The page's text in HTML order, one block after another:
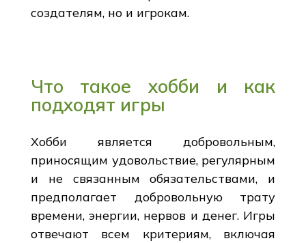
создателям, но и игрокам.
Что такое хобби и как
подходят игры
Хобби является добровольным,
приносящим удовольствие, регулярным
и не связанным обязательствами, и
предполагает добровольную трату
времени, энергии, нервов и денег. Игры
отвечают всем критериям, включая